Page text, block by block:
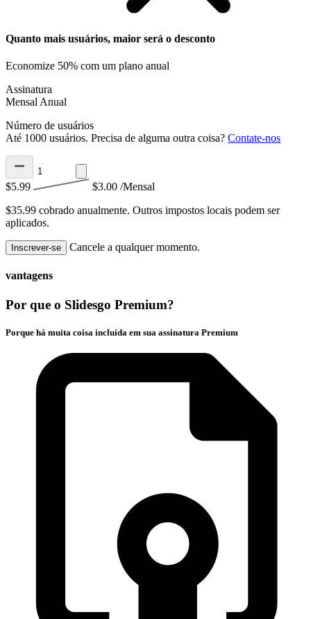
Quanto mais usuários, maior será o desconto
Economize 50% com um plano anual
Assinatura
Mensal Anual
Número de usuários
Até 1000 usuários. Precisa de alguma outra coisa? Contate-nos
$5.99 $3.00 /Mensal
$35.99 cobrado anualmente. Outros impostos locais podem ser
aplicados.
Inscrever-se Cancele a qualquer momento.
vantagens
Por que o Slidesgo Premium?
Porque há muita coisa incluída em sua assinatura Premium